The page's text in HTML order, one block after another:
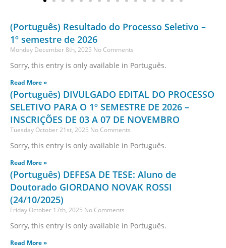
(Português) Resultado do Processo Seletivo –
1º semestre de 2026
Monday December 8th, 2025 No Comments
Sorry, this entry is only available in Português.
Read More »
(Português) DIVULGADO EDITAL DO PROCESSO
SELETIVO PARA O 1º SEMESTRE DE 2026 –
INSCRIÇÕES DE 03 A 07 DE NOVEMBRO
Tuesday October 21st, 2025 No Comments
Sorry, this entry is only available in Português.
Read More »
(Português) DEFESA DE TESE: Aluno de
Doutorado GIORDANO NOVAK ROSSI
(24/10/2025)
Friday October 17th, 2025 No Comments
Sorry, this entry is only available in Português.
Read More »